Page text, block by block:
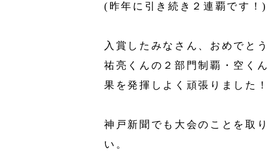
(昨年に引き続き２連覇です！)
入賞したみなさん、おめでと
祐亮くんの２部門制覇・空く
果を発揮しよく頑張りました
神戸新聞でも大会のことを取
い。